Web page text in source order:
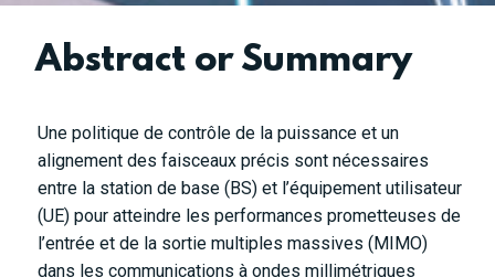
Abstract or Summary
Une politique de contrôle de la puissance et un
alignement des faisceaux précis sont nécessaires
entre la station de base (BS) et l’équipement utilisateur
(UE) pour atteindre les performances prometteuses de
l’entrée et de la sortie multiples massives (MIMO)
dans les communications à ondes millimétriques